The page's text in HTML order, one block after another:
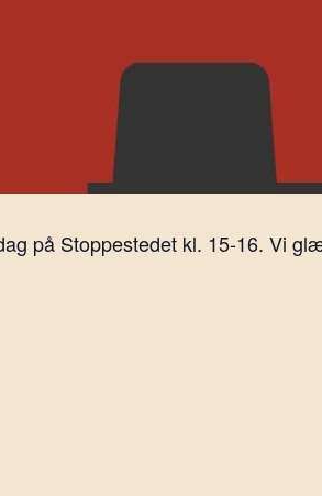
på Stoppestedet kl. 15-16. Vi